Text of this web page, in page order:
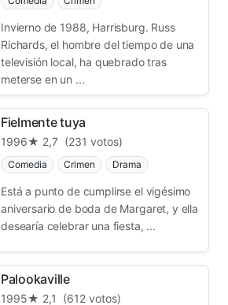
Invierno de 1988, Harrisburg. Russ
Richards, el hombre del tiempo de una
televisión local, ha quebrado tras
meterse en un ...
Fielmente tuya
1996★ 2,7 (231 votos)
Comedia Crimen Drama
Está a punto de cumplirse el vigésimo
aniversario de boda de Margaret, y ella
desearía celebrar una fiesta, ...
Palookaville
1995★ 2,1 (612 votos)